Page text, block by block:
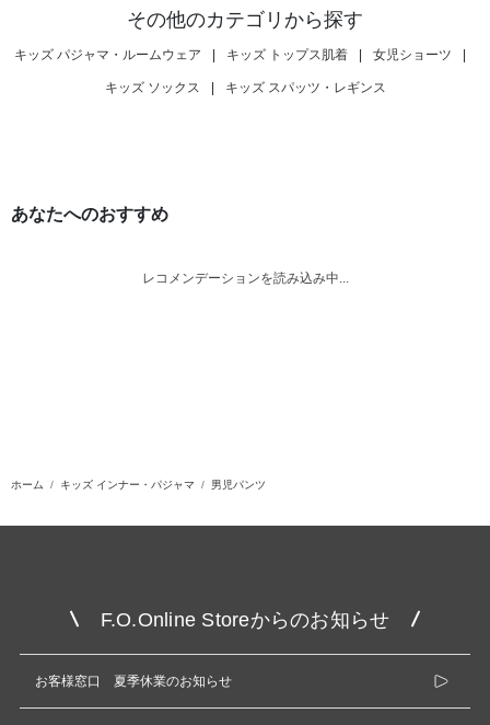
その他のカテゴリから探す
キッズ パジャマ・ルームウェア | キッズ トップス肌着 | 女児ショーツ |
キッズ ソックス | キッズ スパッツ・レギンス
あなたへのおすすめ
レコメンデーションを読み込み中...
ホーム キッズ インナー・パジャマ 男児パンツ
F.O.Online Storeからのお知らせ
お客様窓口 夏季休業のお知らせ